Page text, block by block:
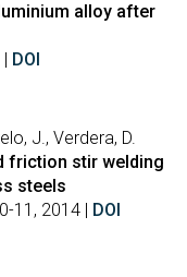
alloy after
DOI
J., Verdera, D.
friction stir welding
steels
11, 2014 | DOI